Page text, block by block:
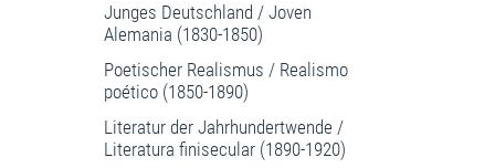
Junges Deutschland / Joven
Alemania (1830-1850)
Poetischer Realismus / Realismo
poético (1850-1890)
Literatur der Jahrhundertwende /
Literatura finisecular (1890-1920)